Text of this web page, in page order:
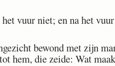
vuur niet; en na het
bewond met zijn
tot hem, die zeide: Wat